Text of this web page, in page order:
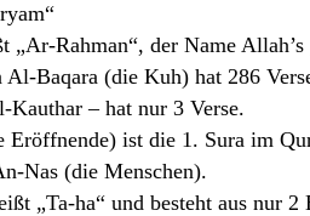
„Ar-Rahman“, der Name
Al-Baqara (die Kuh) hat 286
Kauthar – hat nur 3 Verse.
Eröffnende) ist die 1. Sura im
Nas (die Menschen).
„Ta-ha“ und besteht aus nur